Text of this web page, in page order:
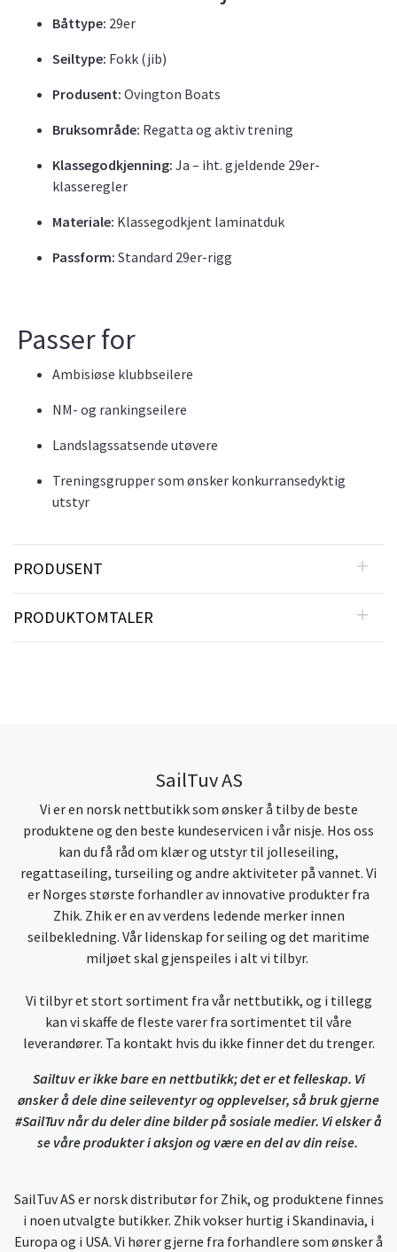
Båttype: 29er
Seiltype: Fokk (jib)
Produsent: Ovington Boats
Bruksområde: Regatta og aktiv trening
Klassegodkjenning: Ja – iht. gjeldende 29er-
klasseregler
Materiale: Klassegodkjent laminatduk
Passform: Standard 29er-rigg
Passer for
Ambisiøse klubbseilere
NM- og rankingseilere
Landslagssatsende utøvere
Treningsgrupper som ønsker konkurransedyktig
utstyr
PRODUSENT
PRODUKTOMTALER
SailTuv AS
Vi er en norsk nettbutikk som ønsker å tilby de beste
produktene og den beste kundeservicen i vår nisje. Hos oss
kan du få råd om klær og utstyr til jolleseiling,
regattaseiling, turseiling og andre aktiviteter på vannet. Vi
er Norges største forhandler av innovative produkter fra
Zhik. Zhik er en av verdens ledende merker innen
seilbekledning. Vår lidenskap for seiling og det maritime
miljøet skal gjenspeiles i alt vi tilbyr.
Vi tilbyr et stort sortiment fra vår nettbutikk, og i tillegg
kan vi skaffe de fleste varer fra sortimentet til våre
leverandører. Ta kontakt hvis du ikke finner det du trenger.
Sailtuv er ikke bare en nettbutikk; det er et felleskap. Vi
ønsker å dele dine seileventyr og opplevelser, så bruk gjerne
#SailTuv når du deler dine bilder på sosiale medier. Vi elsker å
se våre produkter i aksjon og være en del av din reise.
SailTuv AS er norsk distributør for Zhik, og produktene finnes
i noen utvalgte butikker. Zhik vokser hurtig i Skandinavia, i
Europa og i USA. Vi hører gjerne fra forhandlere som ønsker å